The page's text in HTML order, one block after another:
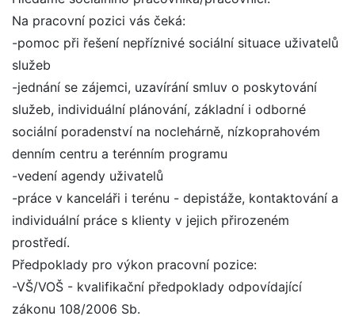
Na pracovní pozici vás čeká:
-pomoc při řešení nepříznivé sociální situace uživatelů
služeb
-jednání se zájemci, uzavírání smluv o poskytování
služeb, individuální plánování, základní i odborné
sociální poradenství na noclehárně, nízkoprahovém
denním centru a terénním programu
-vedení agendy uživatelů
-práce v kanceláři i terénu - depistáže, kontaktování a
individuální práce s klienty v jejich přirozeném
prostředí.
Předpoklady pro výkon pracovní pozice:
-VŠ/VOŠ - kvalifikační předpoklady odpovídající
zákonu 108/2006 Sb.